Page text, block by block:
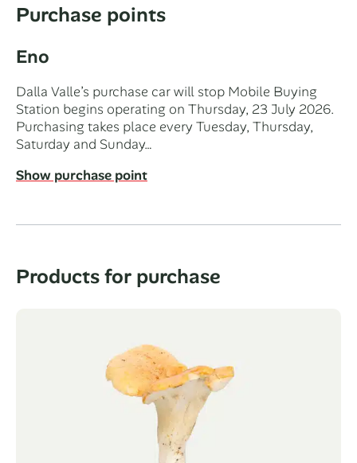
Purchase points
Eno
Dalla Valle’s purchase car will stop Mobile Buying
Station begins operating on Thursday, 23 July 2026.
Purchasing takes place every Tuesday, Thursday,
Saturday and Sunday…
Show purchase point
Products for purchase